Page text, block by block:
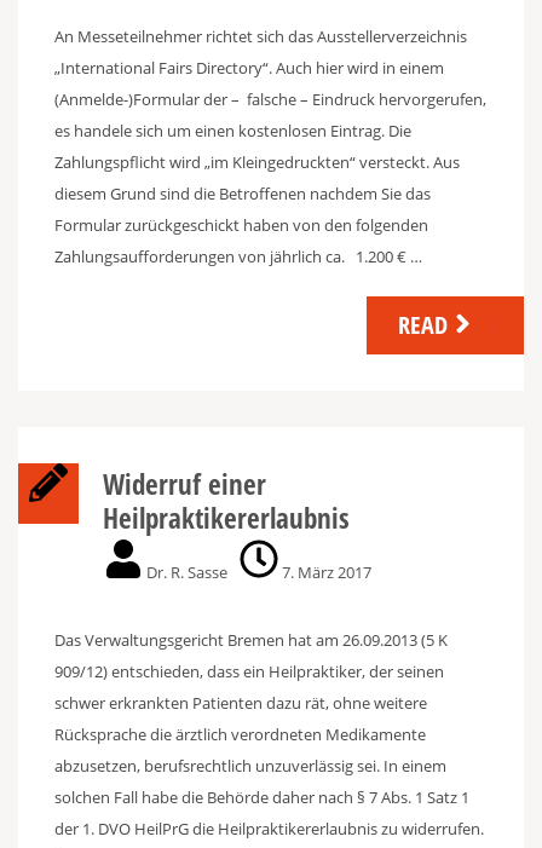
An Messeteilnehmer richtet sich das Ausstellerverzeichnis
„International Fairs Directory“. Auch hier wird in einem
(Anmelde-)Formular der – falsche – Eindruck hervorgerufen,
es handele sich um einen kostenlosen Eintrag. Die
Zahlungspflicht wird „im Kleingedruckten“ versteckt. Aus
diesem Grund sind die Betroffenen nachdem Sie das
Formular zurückgeschickt haben von den folgenden
Zahlungsaufforderungen von jährlich ca. 1.200 € …
READ
Widerruf einer
Heilpraktikererlaubnis
Dr. R. Sasse 7. März 2017
Das Verwaltungsgericht Bremen hat am 26.09.2013 (5 K
909/12) entschieden, dass ein Heilpraktiker, der seinen
schwer erkrankten Patienten dazu rät, ohne weitere
Rücksprache die ärztlich verordneten Medikamente
abzusetzen, berufsrechtlich unzuverlässig sei. In einem
solchen Fall habe die Behörde daher nach § 7 Abs. 1 Satz 1
der 1. DVO HeilPrG die Heilpraktikererlaubnis zu widerrufen.